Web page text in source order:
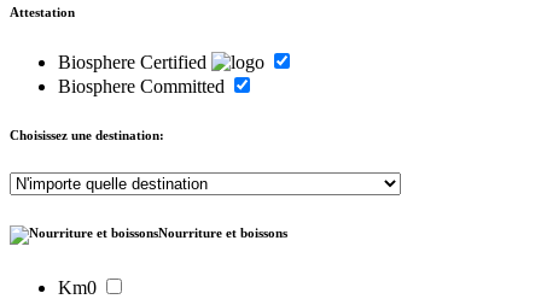
Attestation
Biosphere Certified
Biosphere Committed
Choisissez une destination:
Nourriture et boissons
Km0